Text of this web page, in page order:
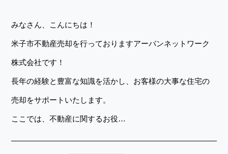
みなさん、こんにちは！
米子市不動産売却を行っておりますアーバンネットワーク
株式会社です！
長年の経験と豊富な知識を活かし、お客様の大事な住宅の
売却をサポートいたします。
ここでは、不動産に関するお役…